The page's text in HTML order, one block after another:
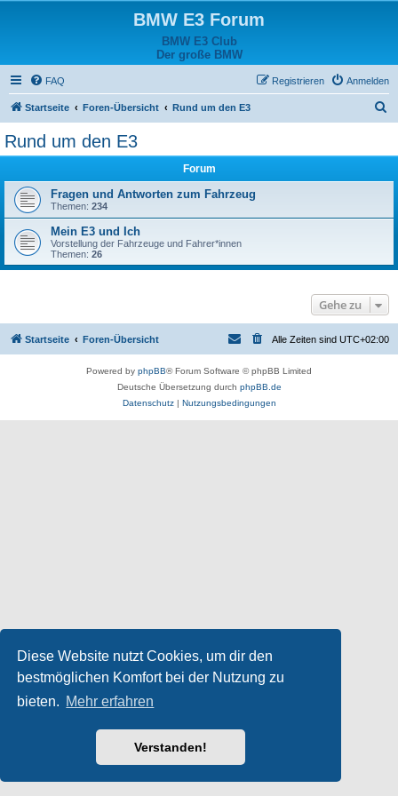
Diese Website nutzt Cookies, um dir den
bestmöglichen Komfort bei der Nutzung zu
bieten. Mehr erfahren
Verstanden!
BMW E3 Forum
BMW E3 Club
Der große BMW
FAQ Anmelden
Registrieren
Startseite Foren-Übersicht Rund um den E3
Rund um den E3
Forum
Fragen und Antworten zum Fahrzeug
Themen: 234
Mein E3 und Ich
Vorstellung der Fahrzeuge und Fahrer*innen
Themen: 26
Gehe zu
Startseite Foren-Übersicht Alle Zeiten sind UTC+02:00
Powered by phpBB® Forum Software © phpBB Limited
Deutsche Übersetzung durch phpBB.de
Datenschutz| Nutzungsbedingungen